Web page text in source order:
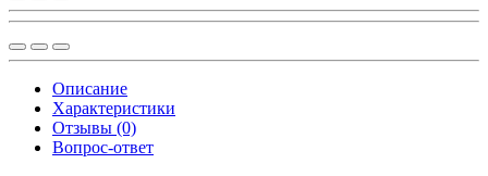
Описание
Характеристики
Отзывы (0)
Вопрос-ответ